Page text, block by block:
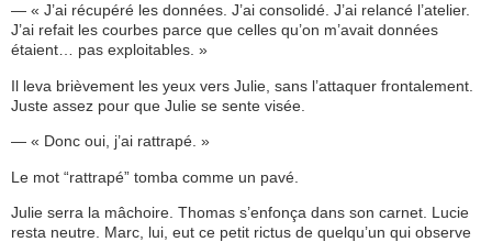
— « J’ai récupéré les données. J’ai consolidé. J’ai relancé l’atelier.
J’ai refait les courbes parce que celles qu’on m’avait données
étaient… pas exploitables. »
Il leva brièvement les yeux vers Julie, sans l’attaquer frontalement.
Juste assez pour que Julie se sente visée.
— « Donc oui, j’ai rattrapé. »
Le mot “rattrapé” tomba comme un pavé.
Julie serra la mâchoire. Thomas s’enfonça dans son carnet. Lucie
resta neutre. Marc, lui, eut ce petit rictus de quelqu’un qui observe